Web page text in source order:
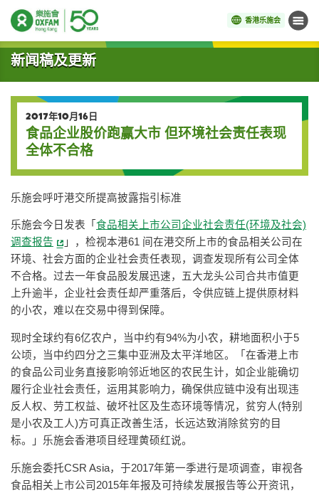
香港乐施会 菜单
开始主要内容
新闻稿及更新
2017年10月16日
食品企业股价跑赢大市 但环境社会责任表现
全体不合格
乐施会呼吁港交所提高披露指引标准
乐施会今日发表「 食品相关上市公司企业社会责任(环境及社会)
调查报告
」，检视本港61 间在港交所上市的食品相关公司在
环境、社会方面的企业社会责任表现，调查发现所有公司全体
不合格。过去一年食品股发展迅速，五大龙头公司合共市值更
上升逾半，企业社会责任却严重落后，令供应链上提供原材料
的小农，难以在交易中得到保障。
现时全球约有6亿农户，当中约有94%为小农，耕地面积小于5
公顷，当中约四分之三集中亚洲及太平洋地区。「在香港上市
的食品公司业务直接影响邻近地区的农民生计，如企业能确切
履行企业社会责任，运用其影响力，确保供应链中没有出现违
反人权、劳工权益、破坏社区及生态环境等情况，贫穷人(特别
是小农及工人)方可真正改善生活，长远达致消除贫穷的目
标。」乐施会香港项目经理黄硕红说。
乐施会委托CSR Asia，于2017年第一季进行是项调查，审视各
食品相关上市公司2015年年报及可持续发展报告等公开资讯，